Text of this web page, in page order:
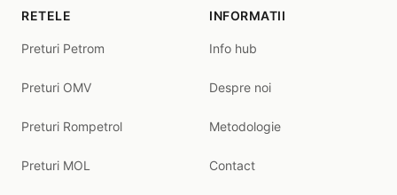
RETELE
Preturi Petrom
Preturi OMV
Preturi Rompetrol
Preturi MOL
INFORMATII
Info hub
Despre noi
Metodologie
Contact